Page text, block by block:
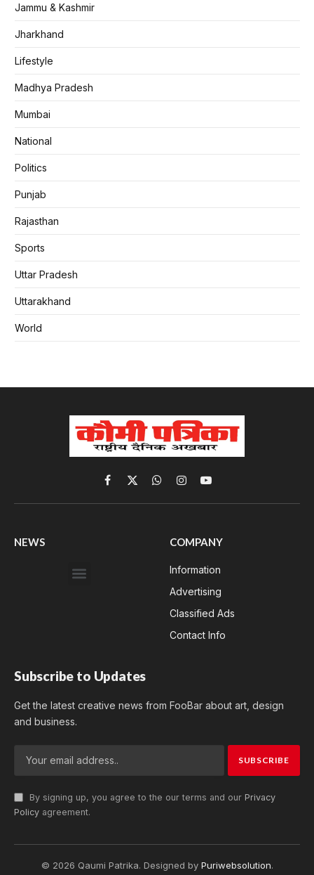
Jammu & Kashmir
Jharkhand
Lifestyle
Madhya Pradesh
Mumbai
National
Politics
Punjab
Rajasthan
Sports
Uttar Pradesh
Uttarakhand
World
Facebook
X
(Twitter)
WhatsApp
InstagramYouTube
NEWS COMPANY
Information
Advertising
Classified Ads
Contact Info
Subscribe to Updates
Get the latest creative news from FooBar about art, design
and business.
By signing up, you agree to the our terms and our Privacy
Policy agreement.
© 2026 Qaumi Patrika. Designed by Puriwebsolution.